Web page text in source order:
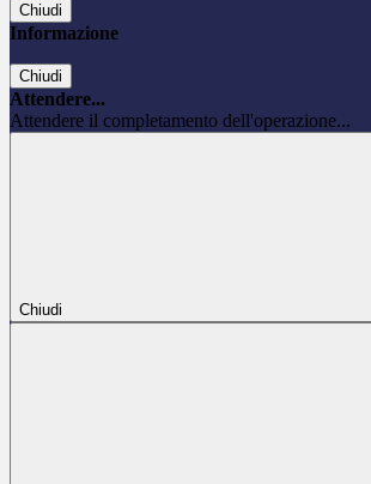
Chiudi
Informazione
Chiudi
Attendere...
Attendere il completamento dell'operazione...
Chiudi